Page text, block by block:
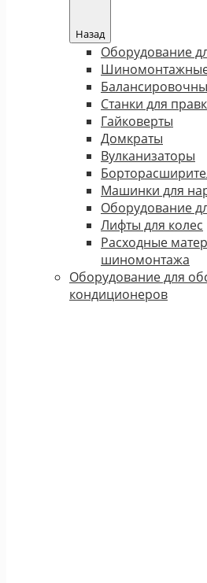
Назад
Оборудование
Шиномонтажные
Станки для
Гайковерты
Домкраты
Вулканизаторы
Машинки для
Оборудование
Лифты для колес
Расходные
шиномонтажа
Оборудование для
кондиционеров